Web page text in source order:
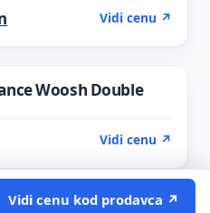
was: 100.020 din.
Current price is: 85.015 din.
Vidi cenu ↗
Woosh Double
Vidi cenu ↗
Vidi cenu kod prodavca ↗